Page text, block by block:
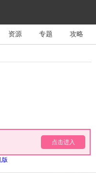
资源 专题 攻略
点击进入
版